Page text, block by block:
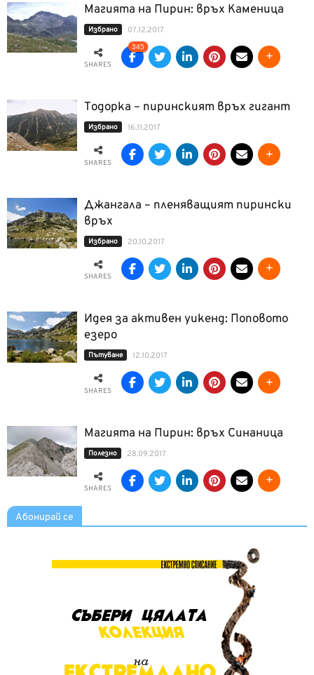
Магията на Пирин: връх Каменица
Избрано 07.12.2017
SHARES
345
Тодорка – пиринският връх гигант
Избрано 16.11.2017
SHARES
Джангала – пленяващият пирински
връх
Избрано 20.10.2017
SHARES
Идея за активен уикенд: Поповото
езеро
Пътуване 12.10.2017
SHARES
Магията на Пирин: връх Синаница
Полезно 28.09.2017
SHARES
Абонирай се